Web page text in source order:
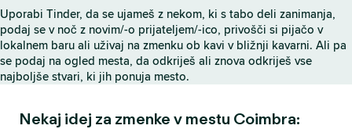
Uporabi Tinder, da se ujameš z nekom, ki s tabo deli zanimanja,
podaj se v noč z novim/-o prijateljem/-ico, privošči si pijačo v
lokalnem baru ali uživaj na zmenku ob kavi v bližnji kavarni. Ali pa
se podaj na ogled mesta, da odkriješ ali znova odkriješ vse
najboljše stvari, ki jih ponuja mesto.
Nekaj idej za zmenke v mestu Coimbra: